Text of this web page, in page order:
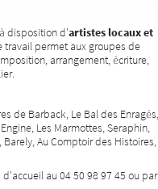
disposition d'artistes locaux et
travail permet aux groupes de
arrangement, écriture,
de Barback, Le Bal des Enragés,
Les Marmottes, Seraphin,
Au Comptoir des Histoires,
au 04 50 98 97 45 ou par